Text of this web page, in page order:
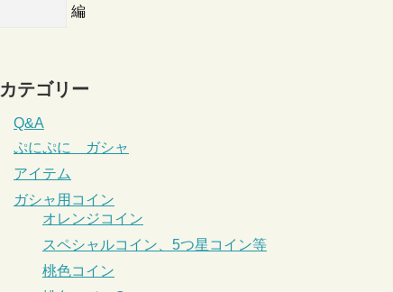
編
カテゴリー
Q&A
ぷにぷに ガシャ
アイテム
ガシャ用コイン
オレンジコイン
スペシャルコイン、5つ星コイン等
桃色コイン